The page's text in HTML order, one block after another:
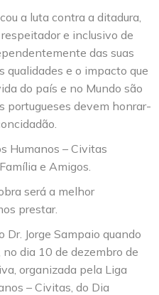
a luta contra a ditadura,
e inclusivo de
das suas
qualidades e o impacto que
do país e no Mundo são
portugueses devem honrar-
Humanos – Civitas
e Amigos.
será a melhor
prestar.
Jorge Sampaio quando
dia 10 de dezembro de
organizada pela Liga
– Civitas, do Dia